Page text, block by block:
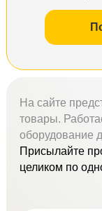
На сайте
товары.
оборудование
Присылайте
целиком по